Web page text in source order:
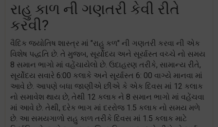
રાહુ કાળ ની ગણતરી કેવી રીતે
કરવી?
વૈદિક જ્યોતિષ શાસ્ત્ર માં "રાહુ કળ" ની ગણતરી કરવા ની એક
વિશેષ પદ્ધતિ છે. તે મુજબ, સૂર્યોદય અને સૂર્યાસ્ત વચ્ચે નો સમય
8 સમાન ભાગો માં વહેંચાયેલો છે. ઉદાહરણ તરીકે, સામાન્ય રીતે,
સૂર્યોદય સવારે 6:00 કલાકે અને સૂર્યાસ્ત 6: 00 વાગ્યે માનવા માં
આવે છે. આપણે બધા જાણીએ છીએ કે એક દિવસ માં 12 કલાક
નો સમાવેશ થાય છે, તેથી 12 કલાક ને 8 સમાન ભાગો માં વહેંચવા
માં આવે છે. તેથી, દરેક ભાગ માં દરરોજ 1.5 કલાક નો સમય મળે
છે. આ સમયગાળો રાહુ કાળ તરીકે દિવસ માં 1.5 કલાક માટે